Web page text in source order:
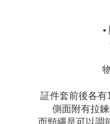
•
証件套前後各有
側面附有拉
而頸繩是可以調